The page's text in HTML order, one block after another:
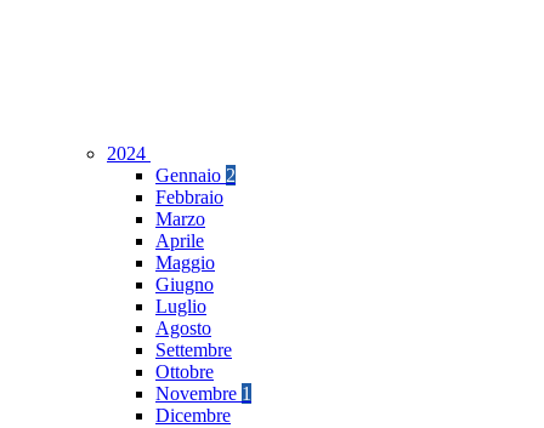
2024
Gennaio 2
Febbraio
Marzo
Aprile
Maggio
Giugno
Luglio
Agosto
Settembre
Ottobre
Novembre 1
Dicembre